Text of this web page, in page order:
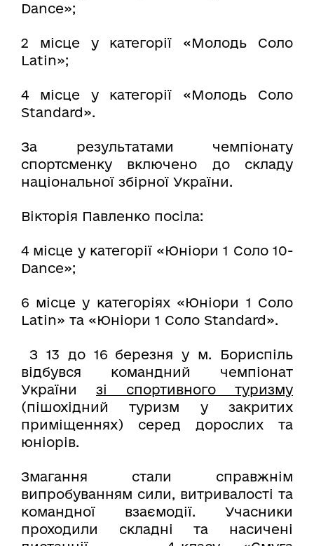
Dance»;
2 місце у категорії «Молодь Соло
Latin»;
4 місце у категорії «Молодь Соло
Standard».
За результатами чемпіонату
спортсменку включено до складу
національної збірної України.
Вікторія Павленко посіла:
4 місце у категорії «Юніори 1 Соло 10-
Dance»;
6 місце у категоріях «Юніори 1 Соло
Latin» та «Юніори 1 Соло Standard».
З 13 до 16 березня у м. Бориспіль
відбувся командний чемпіонат
України зі спортивного туризму
(пішохідний туризм у закритих
приміщеннях) серед дорослих та
юніорів.
Змагання стали справжнім
випробуванням сили, витривалості та
командної взаємодії. Учасники
проходили складні та насичені